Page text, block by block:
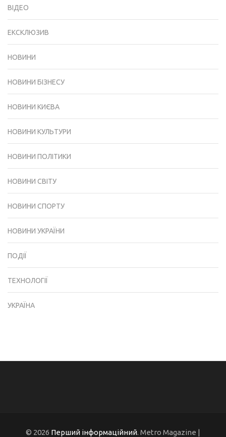
ВІДЕО
ЕКСКЛЮЗИВ
НОВИНИ
НОВИНИ БІЗНЕСУ
НОВИНИ КИЄВА
НОВИНИ КУЛЬТУРИ
НОВИНИ ПОЛІТИКИ
НОВИНИ СВІТУ
НОВИНИ СПОРТУ
НОВИНИ УКРАЇНИ
ПОДІЇ
ТЕХНОЛОГІЇ
УКРАЇНА
© 2026 Перший інформаційний. Metro Magazine |